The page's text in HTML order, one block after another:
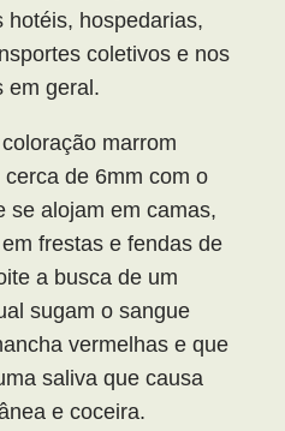
hotéis, hospedarias,
coletivos e nos
em geral.
marrom
de 6mm com o
se alojam em camas,
frestas e fendas de
a busca de um
sugam o sangue
vermelhas e que
saliva que causa
e coceira.